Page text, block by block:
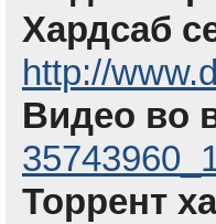
Хардсаб
http://
Видео во
Торрент